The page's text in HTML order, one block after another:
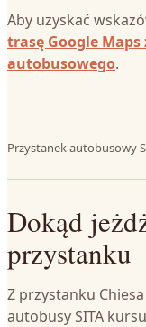
Aby uzyskać
trasę Google
autobusowego.
Przystanek autobusowy
Dokąd
przystanku
Z przystanku
autobusy SITA